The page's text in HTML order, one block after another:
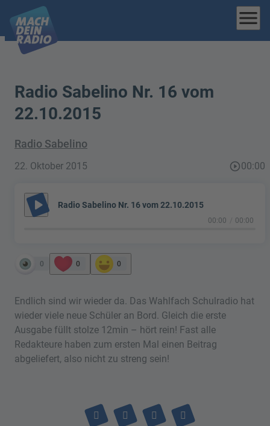
menu
Radio Sabelino Nr. 16 vom
22.10.2015
Radio Sabelino
22. Oktober 2015 play_circle_outline00:00
play_arrow Radio Sabelino Nr. 16 vom 22.10.2015
00:00 00:00
0 0 0
Endlich sind wir wieder da. Das Wahlfach Schulradio hat
wieder viele neue Schüler an Bord. Gleich die erste
Ausgabe füllt stolze 12min – hört rein! Fast alle
Redakteure haben zum ersten Mal einen Beitrag
abgeliefert, also nicht zu streng sein!